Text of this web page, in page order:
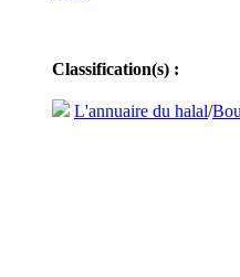
Classification(s) :
L'annuaire du halal/